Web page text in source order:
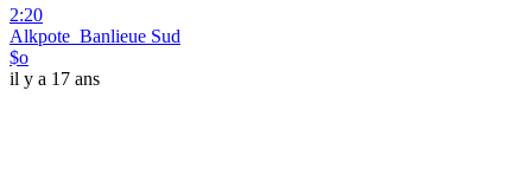
2:20
Alkpote_Banlieue Sud
$o
il y a 17 ans